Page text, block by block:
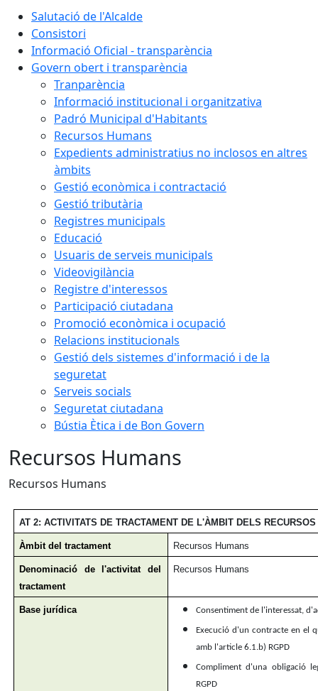
Salutació de l'Alcalde
Consistori
Informació Oficial - transparència
Govern obert i transparència
Tranparència
Informació institucional i organitzativa
Padró Municipal d'Habitants
Recursos Humans
Expedients administratius no inclosos en altres
àmbits
Gestió econòmica i contractació
Gestió tributària
Registres municipals
Educació
Usuaris de serveis municipals
Videovigilància
Registre d'interessos
Participació ciutadana
Promoció econòmica i ocupació
Relacions institucionals
Gestió dels sistemes d'informació i de la
seguretat
Serveis socials
Seguretat ciutadana
Bústia Ètica i de Bon Govern
Recursos Humans
Recursos Humans
AT 2: ACTIVITATS DE TRACTAMENT DE L'ÀMBIT DELS RECURSOS
Àmbit del tractament Recursos Humans
Denominació de l'activitat del
tractament
Recursos Humans
Base jurídica Consentiment de l'interessat,
Execució d'un contracte en el
amb l'article 6.1.b) RGPD
Compliment d'una obligació
RGPD